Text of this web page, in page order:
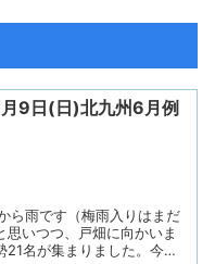
9日(日)北九州6月例
ら雨です（梅雨入りはまだ
いつつ、戸畑に向かいま
名が集まりました。今月